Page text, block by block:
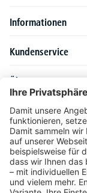
Informationen
Kundenservice
Über DELTA-V
Produktsortiment
Ratgeber